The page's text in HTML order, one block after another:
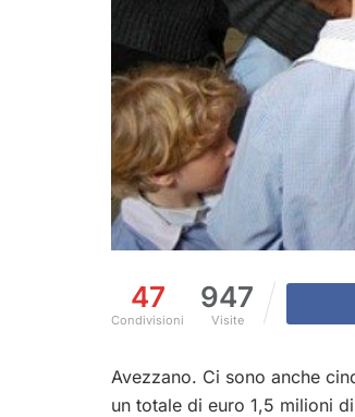
47
Condivisioni
947
Visite
Avezzano. Ci sono anche
un totale di euro 1,5 milioni